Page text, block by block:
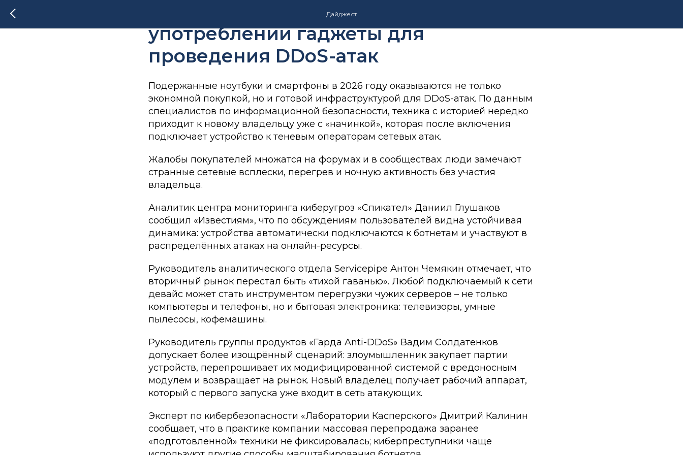
Дайджест
Хакеры используют бывшие в
употреблении гаджеты для
проведения DDoS-атак
Подержанные ноутбуки и смартфоны в 2026 году оказываются не только
экономной покупкой, но и готовой инфраструктурой для DDoS-атак. По данным
специалистов по информационной безопасности, техника с историей нередко
приходит к новому владельцу уже с «начинкой», которая после включения
подключает устройство к теневым операторам сетевых атак.
Жалобы покупателей множатся на форумах и в сообществах: люди замечают
странные сетевые всплески, перегрев и ночную активность без участия
владельца.
Аналитик центра мониторинга киберугроз «Спикател» Даниил Глушаков
сообщил «Известиям», что по обсуждениям пользователей видна устойчивая
динамика: устройства автоматически подключаются к ботнетам и участвуют в
распределённых атаках на онлайн-ресурсы.
Руководитель аналитического отдела Servicepipe Антон Чемякин отмечает, что
вторичный рынок перестал быть «тихой гаванью». Любой подключаемый к сети
девайс может стать инструментом перегрузки чужих серверов – не только
компьютеры и телефоны, но и бытовая электроника: телевизоры, умные
пылесосы, кофемашины.
Руководитель группы продуктов «Гарда Anti-DDoS» Вадим Солдатенков
допускает более изощрённый сценарий: злоумышленник закупает партии
устройств, перепрошивает их модифицированной системой с вредоносным
модулем и возвращает на рынок. Новый владелец получает рабочий аппарат,
который с первого запуска уже входит в сеть атакующих.
Эксперт по кибербезопасности «Лаборатории Касперского» Дмитрий Калинин
сообщает, что в практике компании массовая перепродажа заранее
«подготовленной» техники не фиксировалась; киберпреступники чаще